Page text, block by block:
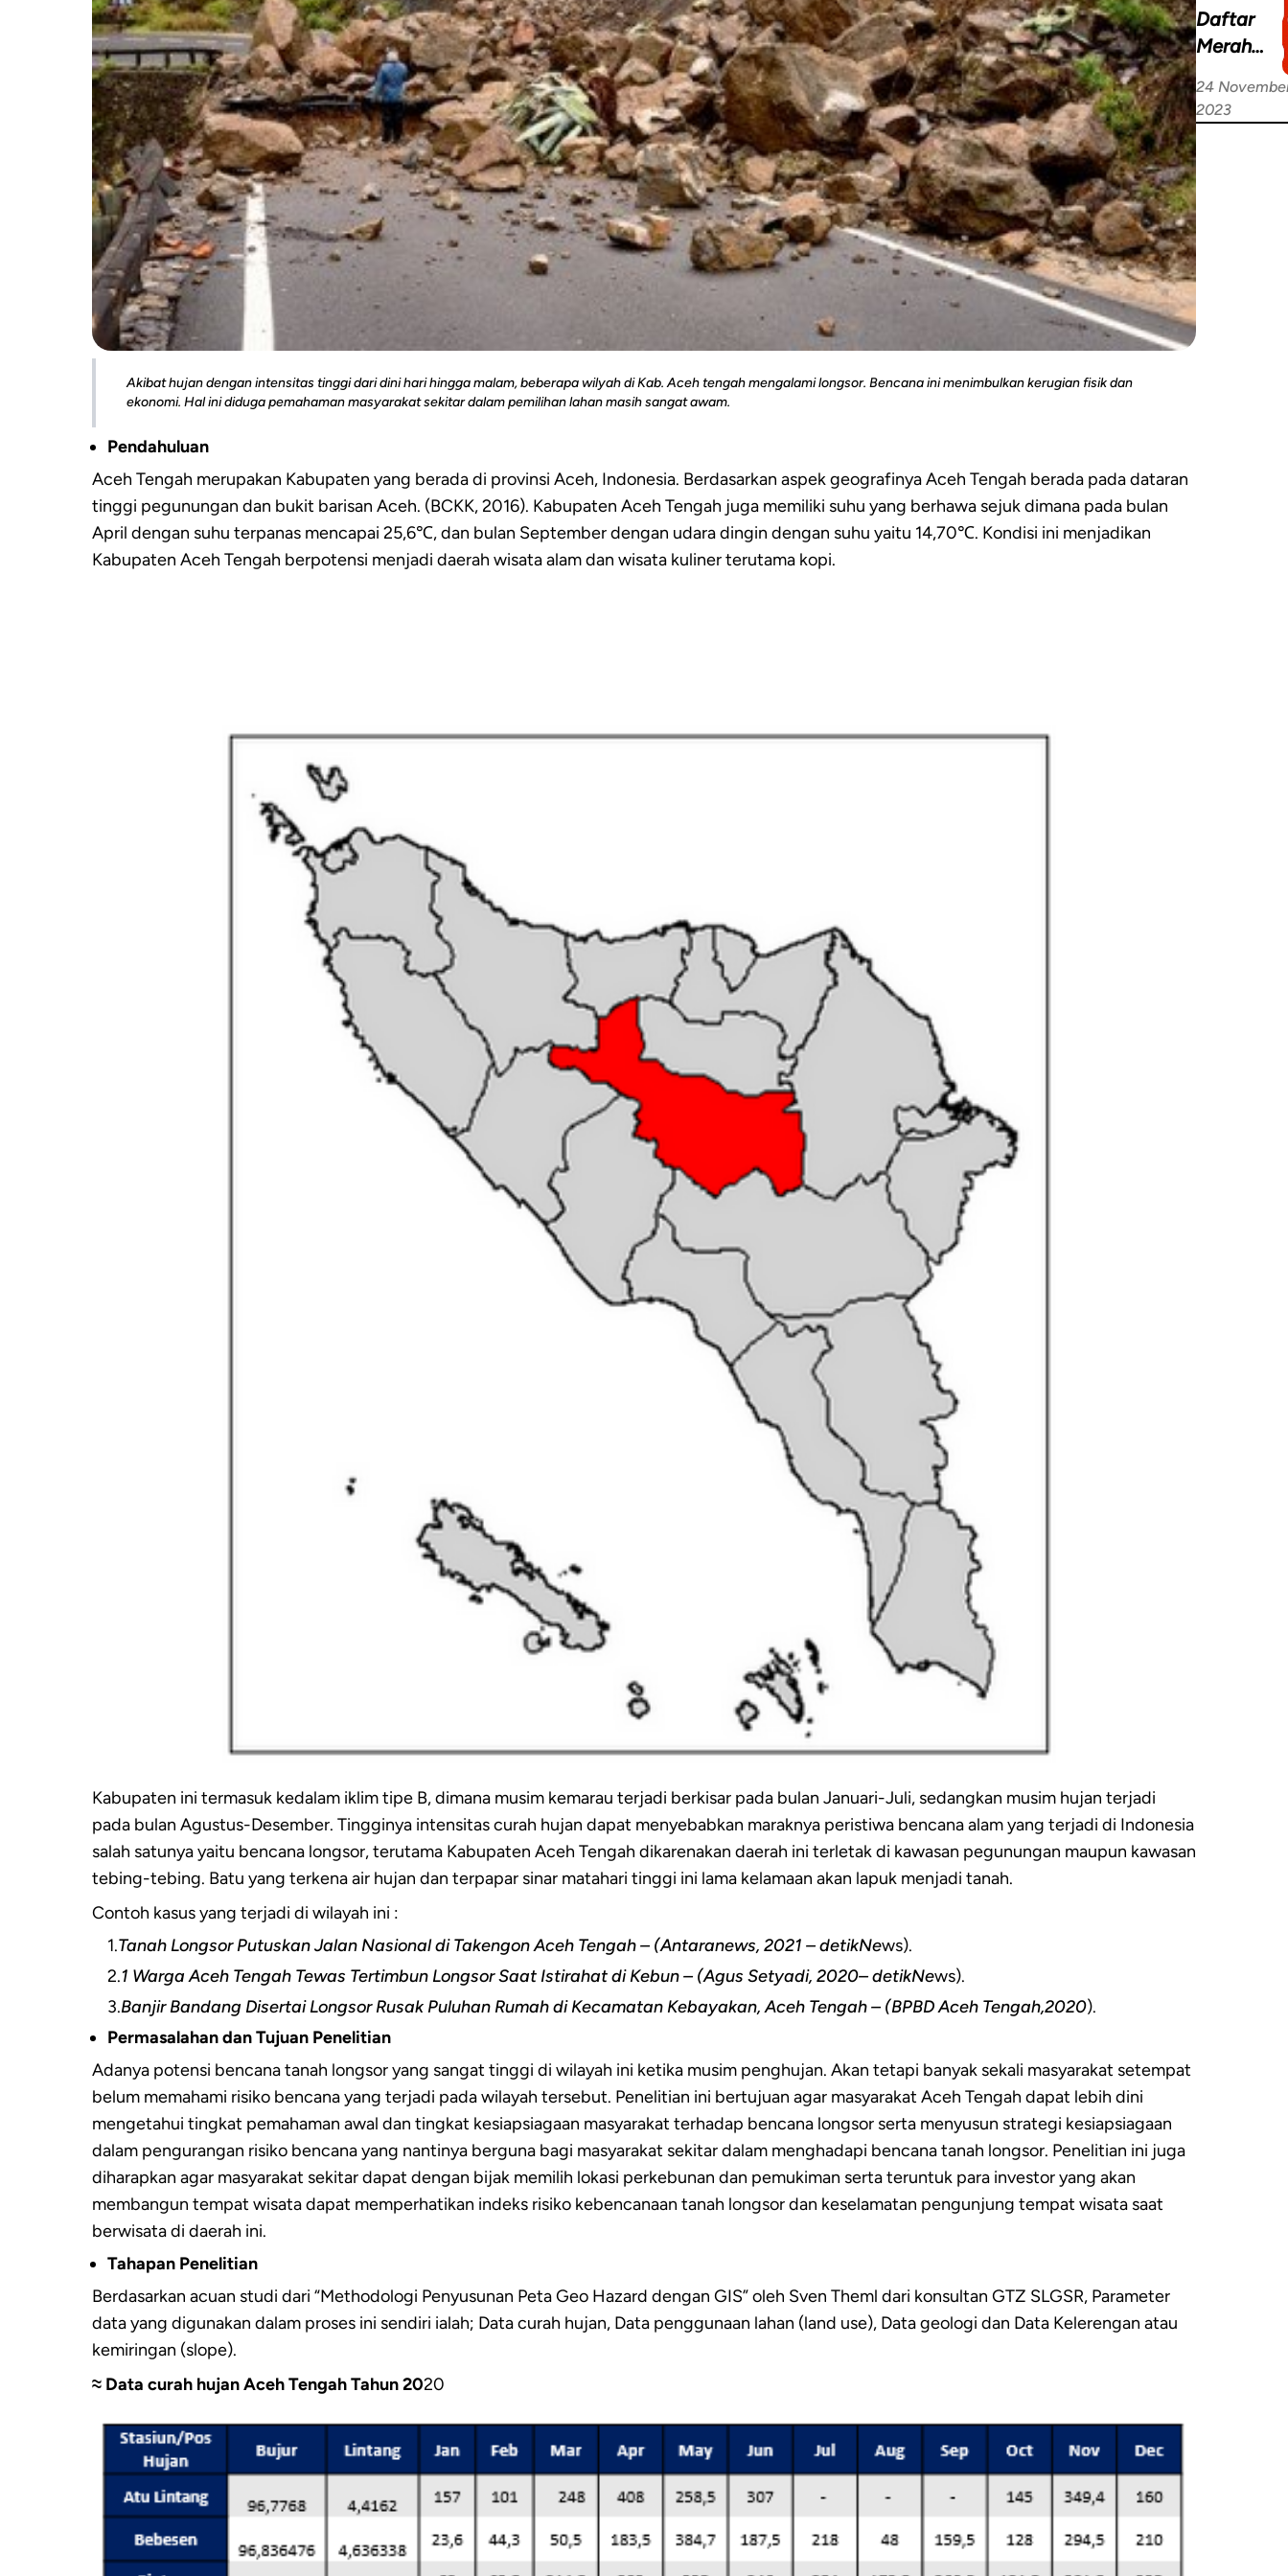
Akibat hujan dengan intensitas tinggi dari dini hari hingga malam, beberapa wilyah di Kab. Aceh tengah mengalami longsor. Bencana ini menimbulkan kerugian fisik dan
ekonomi. Hal ini diduga pemahaman masyarakat sekitar dalam pemilihan lahan masih sangat awam.
Pendahuluan
Aceh Tengah merupakan Kabupaten yang berada di provinsi Aceh, Indonesia. Berdasarkan aspek geografinya Aceh Tengah berada pada dataran
tinggi pegunungan dan bukit barisan Aceh. (BCKK, 2016). Kabupaten Aceh Tengah juga memiliki suhu yang berhawa sejuk dimana pada bulan
April dengan suhu terpanas mencapai 25,6℃, dan bulan September dengan udara dingin dengan suhu yaitu 14,70℃. Kondisi ini menjadikan
Kabupaten Aceh Tengah berpotensi menjadi daerah wisata alam dan wisata kuliner terutama kopi.
Kabupaten ini termasuk kedalam iklim tipe B, dimana musim kemarau terjadi berkisar pada bulan Januari-Juli, sedangkan musim hujan terjadi
pada bulan Agustus-Desember. Tingginya intensitas curah hujan dapat menyebabkan maraknya peristiwa bencana alam yang terjadi di Indonesia
salah satunya yaitu bencana longsor, terutama Kabupaten Aceh Tengah dikarenakan daerah ini terletak di kawasan pegunungan maupun kawasan
tebing-tebing. Batu yang terkena air hujan dan terpapar sinar matahari tinggi ini lama kelamaan akan lapuk menjadi tanah.
Contoh kasus yang terjadi di wilayah ini :
1.Tanah Longsor Putuskan Jalan Nasional di Takengon Aceh Tengah – (Antaranews, 2021 – detikNews).
2.1 Warga Aceh Tengah Tewas Tertimbun Longsor Saat Istirahat di Kebun – (Agus Setyadi, 2020– detikNews).
3.Banjir Bandang Disertai Longsor Rusak Puluhan Rumah di Kecamatan Kebayakan, Aceh Tengah – (BPBD Aceh Tengah,2020).
Permasalahan dan Tujuan Penelitian
Adanya potensi bencana tanah longsor yang sangat tinggi di wilayah ini ketika musim penghujan. Akan tetapi banyak sekali masyarakat setempat
belum memahami risiko bencana yang terjadi pada wilayah tersebut. Penelitian ini bertujuan agar masyarakat Aceh Tengah dapat lebih dini
mengetahui tingkat pemahaman awal dan tingkat kesiapsiagaan masyarakat terhadap bencana longsor serta menyusun strategi kesiapsiagaan
dalam pengurangan risiko bencana yang nantinya berguna bagi masyarakat sekitar dalam menghadapi bencana tanah longsor. Penelitian ini juga
diharapkan agar masyarakat sekitar dapat dengan bijak memilih lokasi perkebunan dan pemukiman serta teruntuk para investor yang akan
membangun tempat wisata dapat memperhatikan indeks risiko kebencanaan tanah longsor dan keselamatan pengunjung tempat wisata saat
berwisata di daerah ini.
Tahapan Penelitian
Berdasarkan acuan studi dari “Methodologi Penyusunan Peta Geo Hazard dengan GIS” oleh Sven Theml dari konsultan GTZ SLGSR, Parameter
data yang digunakan dalam proses ini sendiri ialah; Data curah hujan, Data penggunaan lahan (land use), Data geologi dan Data Kelerengan atau
kemiringan (slope).
≈ Data curah hujan Aceh Tengah Tahun 2020
Daftar
Merah
Hewan
Terancam
24
2023